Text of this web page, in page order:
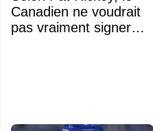
Canadien ne voudrait
pas vraiment signer